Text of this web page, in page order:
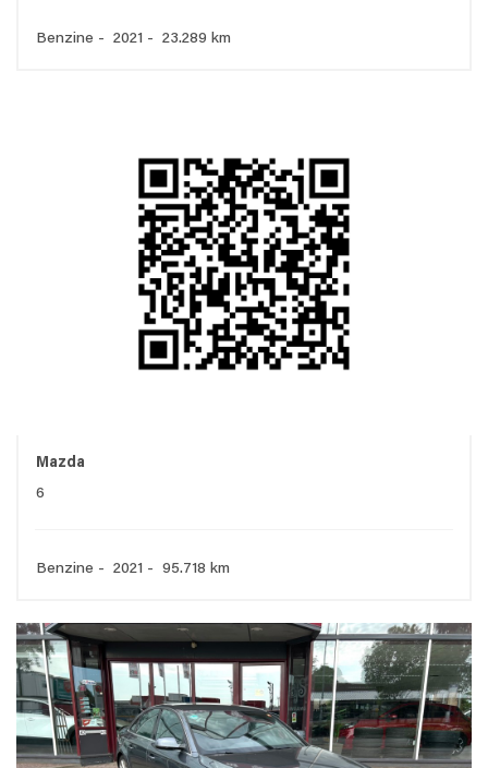
Benzine - 2021 - 23.289 km
Mazda
6
Benzine - 2021 - 95.718 km